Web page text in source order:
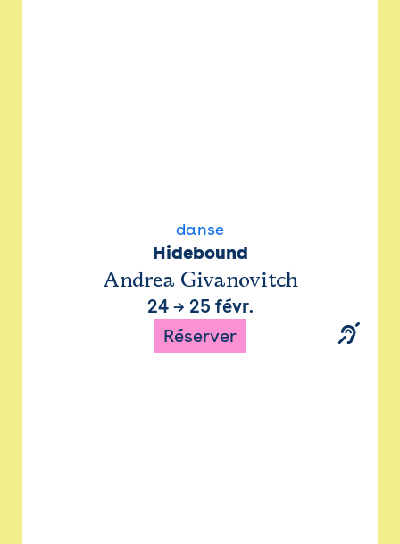
danse
Hidebound
Andrea Givanovitch
24→ 25 févr.
Réserver